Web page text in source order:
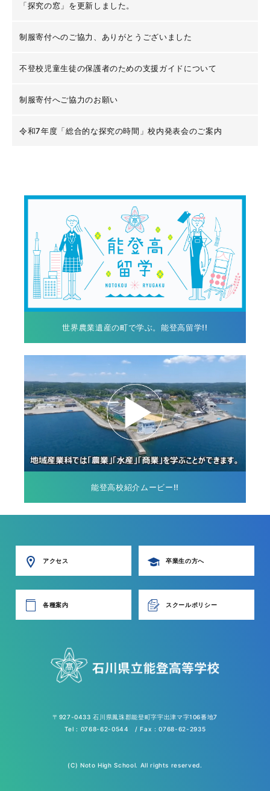
「探究の窓」を更新しました。
制服寄付へのご協力、ありがとうございました
不登校児童生徒の保護者のための支援ガイドについて
制服寄付へご協力のお願い
令和7年度「総合的な探究の時間」校内発表会のご案内
世界農業遺産の町で学ぶ。能登高留学!!
能登高校紹介ムービー!!
アクセス 卒業生の方へ
各種案内 スクールポリシー
〒927-0433 石川県鳳珠郡能登町字宇出津マ字106番地7
Tel : 0768-62-0544 / Fax : 0768-62-2935
(C) Noto High School. All rights reserved.